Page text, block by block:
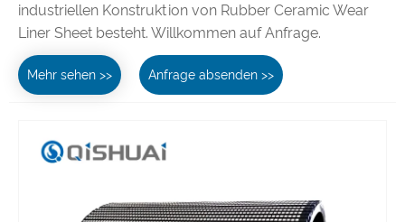
industriellen Konstruktion von Rubber Ceramic Wear
Liner Sheet besteht. Willkommen auf Anfrage.
Mehr sehen >> Anfrage absenden >>